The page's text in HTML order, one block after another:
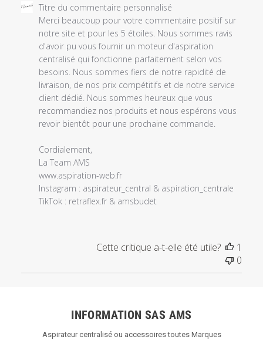
Commentaires
propriétaire
magasin
l'examen
personnalisé
Titre du commentaire personnalisé
Merci beaucoup pour votre commentaire positif sur
notre site et pour les 5 étoiles. Nous sommes ravis
d'avoir pu vous fournir un moteur d'aspiration
centralisé qui fonctionne parfaitement selon vos
besoins. Nous sommes fiers de notre rapidité de
livraison, de nos prix compétitifs et de notre service
client dédié. Nous sommes heureux que vous
recommandiez nos produits et nous espérons vous
revoir bientôt pour une prochaine commande.
Cordialement,
La Team AMS
www.aspiration-web.fr
Instagram : aspirateur_central & aspiration_centrale
TikTok : retraflex.fr & amsbudet
Cette critique a-t-elle été utile?
1
0
INFORMATION SAS AMS
Aspirateur centralisé ou accessoires toutes Marques